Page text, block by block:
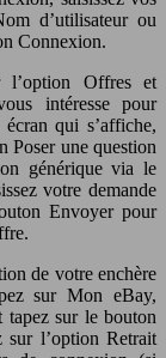
d’utilisateur ou
Connexion.
Offres et
intéresse pour
qui s’affiche,
Poser une question
générique via le
votre demande
Envoyer pour
de votre enchère
sur Mon eBay,
tapez sur le bouton
sur l’option Retrait